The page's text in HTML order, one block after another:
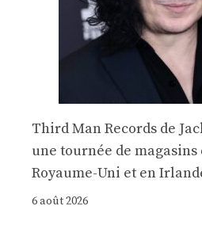
Third Man Records de
une tournée de
Royaume-Uni et en
6 août 2026